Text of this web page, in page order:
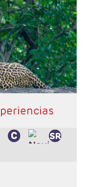
1 noche
y 1 noche
y 8 cenas
A SRI LANKA